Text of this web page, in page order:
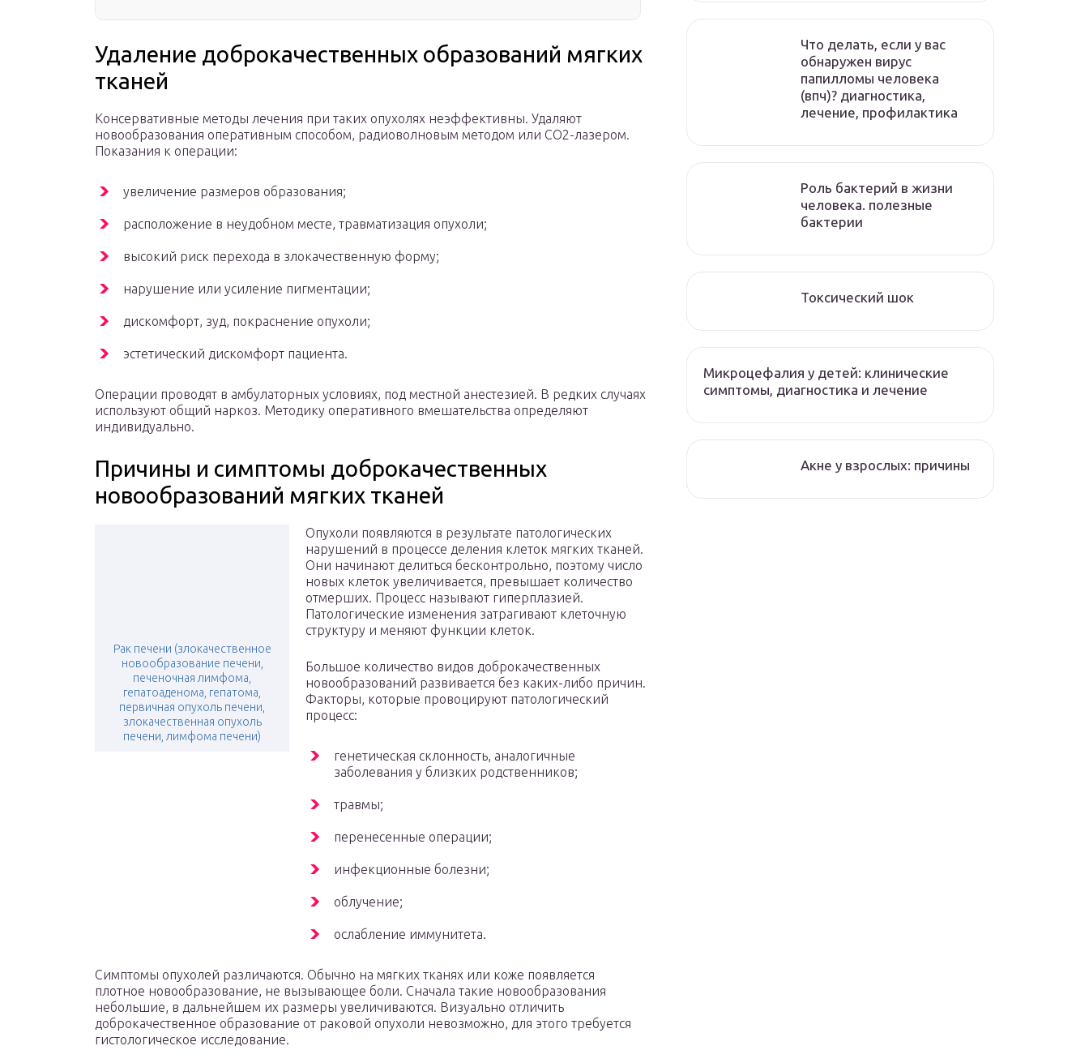
Удаление доброкачественных образований мягких
тканей
Консервативные методы лечения при таких опухолях неэффективны. Удаляют
новообразования оперативным способом, радиоволновым методом или CO2-лазером.
Показания к операции:
увеличение размеров образования;
расположение в неудобном месте, травматизация опухоли;
высокий риск перехода в злокачественную форму;
нарушение или усиление пигментации;
дискомфорт, зуд, покраснение опухоли;
эстетический дискомфорт пациента.
Операции проводят в амбулаторных условиях, под местной анестезией. В редких случаях
используют общий наркоз. Методику оперативного вмешательства определяют
индивидуально.
Причины и симптомы доброкачественных
новообразований мягких тканей
Рак печени (злокачественное
новообразование печени,
печеночная лимфома,
гепатоаденома, гепатома,
первичная опухоль печени,
злокачественная опухоль
печени, лимфома печени)
Опухоли появляются в результате патологических
нарушений в процессе деления клеток мягких тканей.
Они начинают делиться бесконтрольно, поэтому число
новых клеток увеличивается, превышает количество
отмерших. Процесс называют гиперплазией.
Патологические изменения затрагивают клеточную
структуру и меняют функции клеток.
Большое количество видов доброкачественных
новообразований развивается без каких-либо причин.
Факторы, которые провоцируют патологический
процесс:
генетическая склонность, аналогичные
заболевания у близких родственников;
травмы;
перенесенные операции;
инфекционные болезни;
облучение;
ослабление иммунитета.
Симптомы опухолей различаются. Обычно на мягких тканях или коже появляется
плотное новообразование, не вызывающее боли. Сначала такие новообразования
небольшие, в дальнейшем их размеры увеличиваются. Визуально отличить
доброкачественное образование от раковой опухоли невозможно, для этого требуется
гистологическое исследование.
Что делать, если у вас
обнаружен вирус
папилломы человека
(впч)? диагностика,
лечение, профилактика
Роль бактерий в жизни
человека. полезные
бактерии
Токсический шок
Микроцефалия у детей: клинические
симптомы, диагностика и лечение
Акне у взрослых: причины